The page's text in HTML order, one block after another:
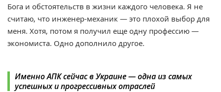
Бога и обстоятельств в жизни каждого человека. Я не
считаю, что инженер-механик — это плохой выбор для
меня. Хотя, потом я получил еще одну профессию —
экономиста. Одно дополнило другое.
Именно АПК сейчас в Украине — одна из самых
успешных и прогрессивных отраслей